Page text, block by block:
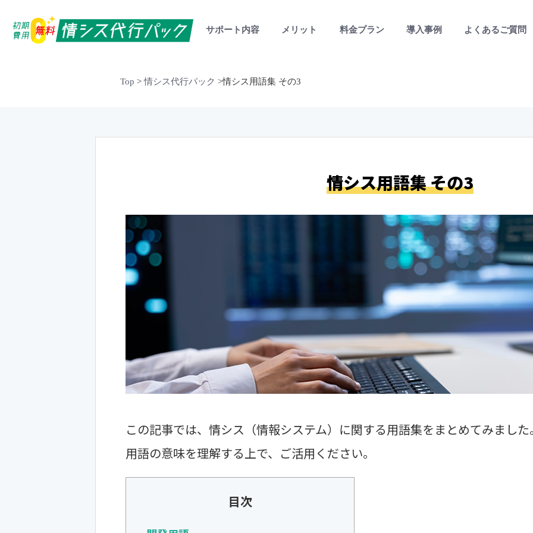
サポート内容 メリット 料金プラン 導入事例 よくあるご質問
Top >情シス代行パック >情シス用語集 その3
情シス用語集 その3
この記事では、情シス（情報システム）に関する用語集をまとめてみました
用語の意味を理解する上で、ご活用ください。
目次